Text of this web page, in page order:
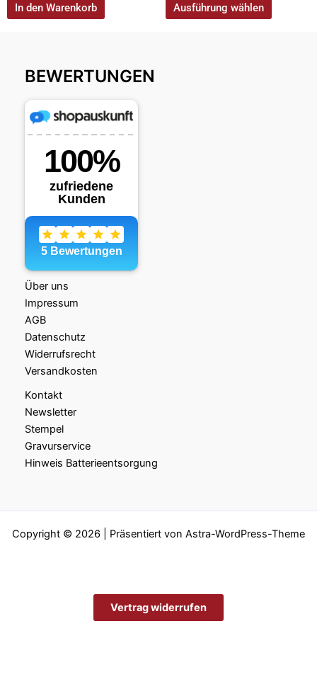
In den Warenkorb Ausführung wählen
BEWERTUNGEN
Über uns
Impressum
AGB
Datenschutz
Widerrufsrecht
Versandkosten
Kontakt
Newsletter
Stempel
Gravurservice
Hinweis Batterieentsorgung
Copyright © 2026 | Präsentiert von Astra-WordPress-Theme
Vertrag widerrufen